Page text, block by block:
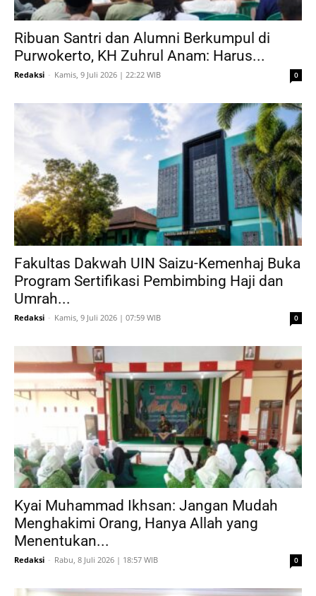
Ribuan Santri dan Alumni Berkumpul di
Purwokerto, KH Zuhrul Anam: Harus...
Redaksi - Kamis, 9 Juli 2026 | 22:22 WIB 0
Fakultas Dakwah UIN Saizu-Kemenhaj Buka
Program Sertifikasi Pembimbing Haji dan
Umrah...
Redaksi - Kamis, 9 Juli 2026 | 07:59 WIB 0
Kyai Muhammad Ikhsan: Jangan Mudah
Menghakimi Orang, Hanya Allah yang
Menentukan...
Redaksi - Rabu, 8 Juli 2026 | 18:57 WIB 0